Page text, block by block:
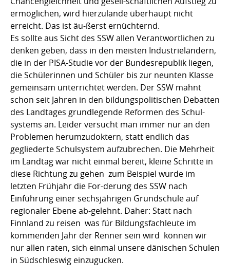
ermöglichen, wird hierzulande überhaupt nicht
erreicht. Das ist äu-ßerst ernüchternd.
Es sollte aus Sicht des SSW allen Verantwortlichen zu
denken geben, dass in den meisten Industrieländern,
die in der PISA-Studie vor der Bundesrepublik liegen,
die Schülerinnen und Schüler bis zur neunten Klasse
gemeinsam unterrichtet werden. Der SSW mahnt
schon seit Jahren in den bildungspolitischen Debatten
des Landtages grundlegende Reformen des Schul-
systems an. Leider versucht man immer nur an den
Problemen herumzudoktern, statt endlich das
gegliederte Schulsystem aufzubrechen. Die Mehrheit
im Landtag war nicht einmal bereit, kleine Schritte in
diese Richtung zu gehen  zum Beispiel wurde im
letzten Frühjahr die For-derung des SSW nach
Einführung einer sechsjährigen Grundschule auf
regionaler Ebene ab-gelehnt. Daher: Statt nach
Finnland zu reisen  was für Bildungsfachleute im
kommenden Jahr der Renner sein wird  können wir
nur allen raten, sich einmal unsere dänischen Schulen
in Südschleswig einzugucken.